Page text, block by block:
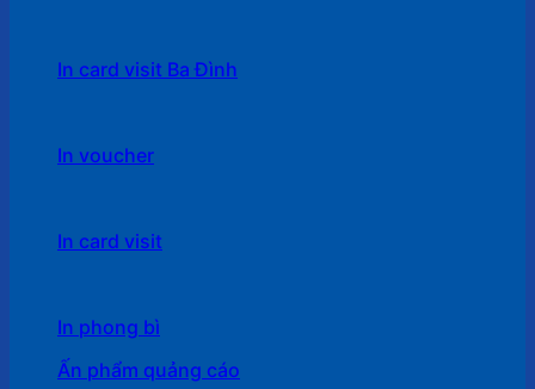
In card visit Ba Đình
In voucher
In card visit
In phong bì
Ấn phẩm quảng cáo